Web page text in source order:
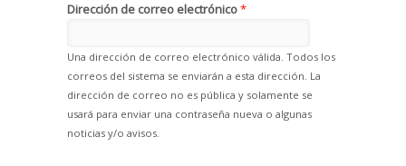
Dirección de correo electrónico*
Una dirección de correo electrónico válida. Todos los
correos del sistema se enviarán a esta dirección. La
dirección de correo no es pública y solamente se
usará para enviar una contraseña nueva o algunas
noticias y/o avisos.